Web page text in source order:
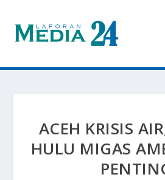
ACEH KRISIS
HULU MIGAS